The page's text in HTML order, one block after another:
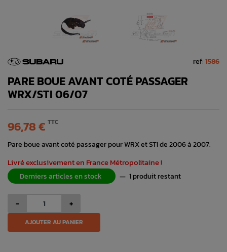
ref:1586
PARE BOUE AVANT COTÉ PASSAGER
WRX/STI 06/07
96,78 € TTC
Pare boue avant coté passager pour WRX et STI de 2006 à 2007.
Livré exclusivement en France Métropolitaine !
Derniers articles en stock — 1 produit restant
- +
AJOUTER AU PANIER